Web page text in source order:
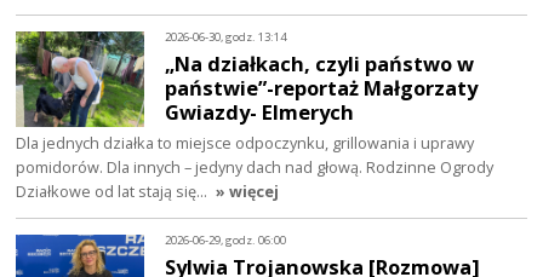
2026-06-30, godz. 13:14
„Na działkach, czyli państwo w
państwie”-reportaż Małgorzaty
Gwiazdy- Elmerych
Dla jednych działka to miejsce odpoczynku, grillowania i uprawy
pomidorów. Dla innych – jedyny dach nad głową. Rodzinne Ogrody
Działkowe od lat stają się… » więcej
2026-06-29, godz. 06:00
Sylwia Trojanowska [Rozmowa]